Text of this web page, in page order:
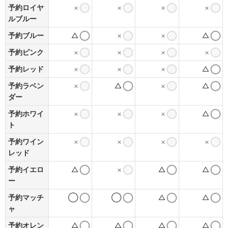
予約ロイヤ
ルブルー
× × × ×
予約ブルー △ × ×
△
予約ピンク
× × ×
×
予約レッド
× × ×
△
予約ラベン
ダー
× △ × △
予約ホワイ
ト
× × × △
予約ワイン
レッド
× × × ×
予約イエロ
ー
△ × △ △
予約マッチ
ャ
◯ ◯ △ △
予約オレン △ △ △ △